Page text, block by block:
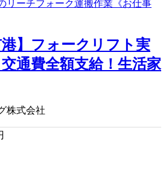
港】フォークリフト実
通費全額支給！生活家
株式会社